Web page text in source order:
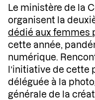
Le ministère de la
organisent la
dédié aux femmes
cette année,
numérique.
l’initiative de cette
déléguée à la
générale de la